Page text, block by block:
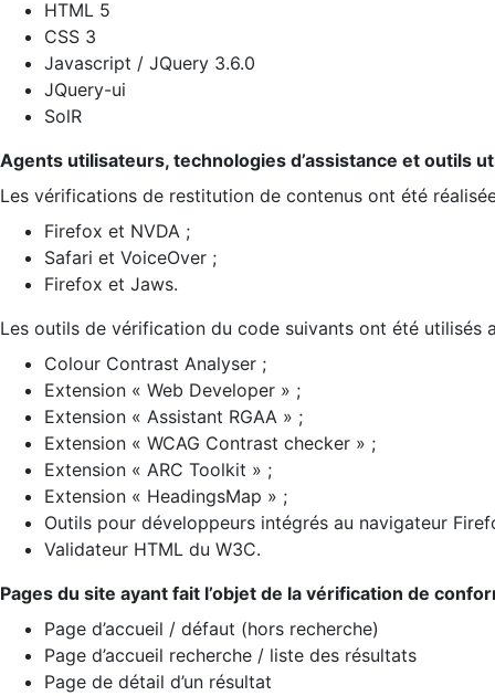
HTML 5
CSS 3
Javascript / JQuery 3.6.0
JQuery-ui
SolR
Agents utilisateurs, technologies d’assistance et outils
Les vérifications de restitution de contenus ont été
Firefox et NVDA ;
Safari et VoiceOver ;
Firefox et Jaws.
Les outils de vérification du code suivants ont été utilisés
Colour Contrast Analyser ;
Extension « Web Developer » ;
Extension « Assistant RGAA » ;
Extension « WCAG Contrast checker » ;
Extension « ARC Toolkit » ;
Extension « HeadingsMap » ;
Outils pour développeurs intégrés au navigateur
Validateur HTML du W3C.
Pages du site ayant fait l’objet de la vérification de
Page d’accueil / défaut (hors recherche)
Page d’accueil recherche / liste des résultats
Page de détail d’un résultat